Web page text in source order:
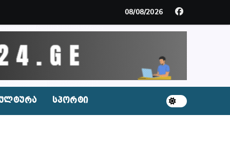
პატიმრობას ითვალისწინებს
შექმნილი რუსი ტურისტებისთვის, ჩვენი
– ეკა კუპატაძე ნანუკა ჟორჟოლიანს
საკანში მოთავსება, საერთაშორისო
ნაცვლად ცხენის ხორცი შეჰქონდათ
08/08/2026
სპორტი